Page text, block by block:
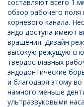
составляют всего 1
обзор рабочего поля
корневого канала.
эндо доступа имеют
вращения. Дизайн
высокую режущую
твердосплавных
эндодонтические
и благодаря этому
намного меньше
ультразвуковыми